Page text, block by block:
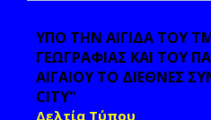
YΠΟ ΤΗΝ ΑΙΓΙΔΑ ΤΟΥ
ΓΕΩΓΡΑΦΙΑΣ ΚΑΙ ΤΟΥ
ΑΙΓΑΙΟΥ ΤΟ ΔΙΕΘΝΕΣ
CITY"
Δελτία Τύπου